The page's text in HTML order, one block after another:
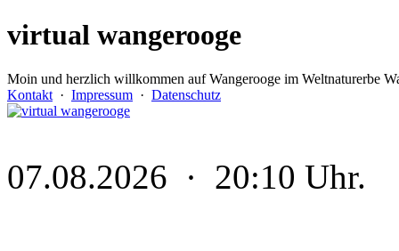
virtual wangerooge
Moin und herzlich willkommen auf Wangerooge im Weltnaturerbe
Kontakt · Impressum · Datenschutz
07.08.2026 · 20:10 Uhr.